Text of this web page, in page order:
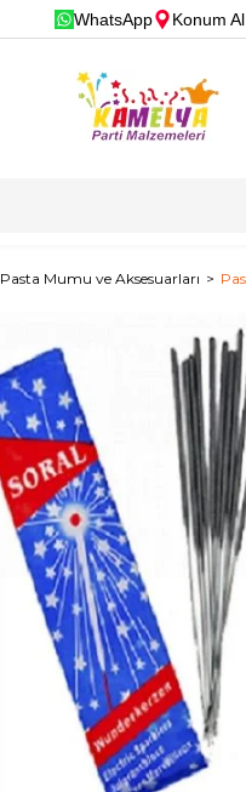
WhatsApp Konum Al
Pasta Mumu ve Aksesuarları